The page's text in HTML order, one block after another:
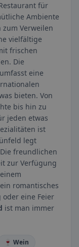
für
Ambiente
Verweilen
vielfältige
frischen
Die
eine
bieten. Von
bis hin zu
jeden etwas
ist
legt
freundlichen
zur Verfügung
romantisches
eine Feier
ist man immer
🍷 Wein